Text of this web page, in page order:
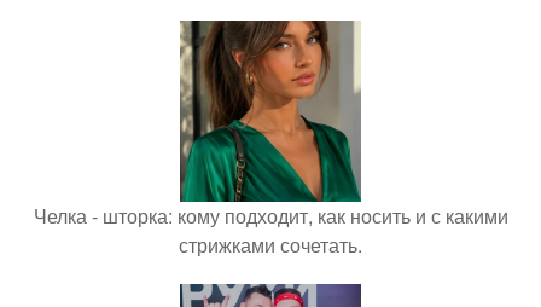
Челка - шторка: кому подходит, как носить и с какими
стрижками сочетать.